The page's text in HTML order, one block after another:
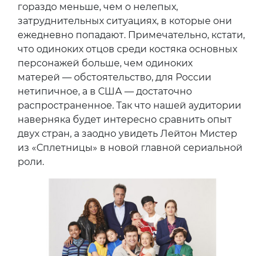
гораздо меньше, чем о нелепых,
затруднительных ситуациях, в которые они
ежедневно попадают. Примечательно, кстати,
что одиноких отцов среди костяка основных
персонажей больше, чем одиноких
матерей — обстоятельство, для России
нетипичное, а в США — достаточно
распространенное. Так что нашей аудитории
наверняка будет интересно сравнить опыт
двух стран, а заодно увидеть Лейтон Мистер
из «Сплетницы» в новой главной сериальной
роли.